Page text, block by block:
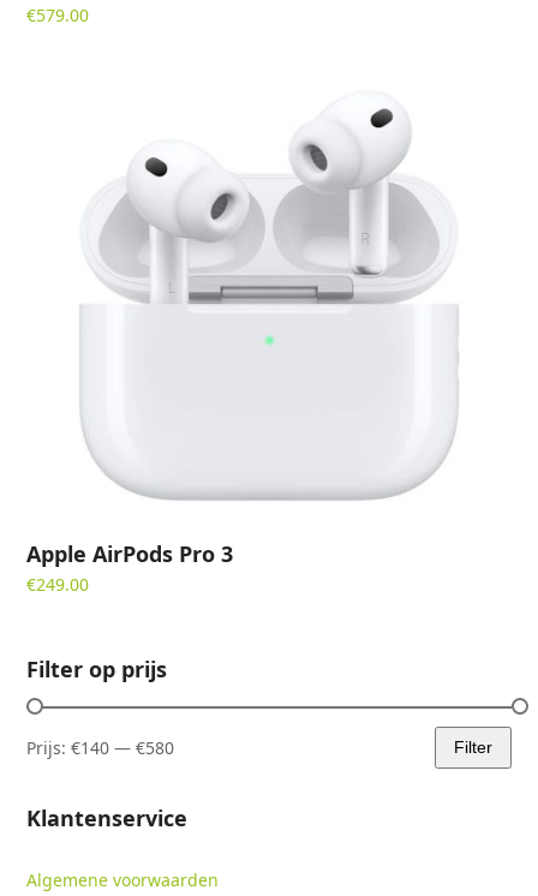
€579.00
Apple AirPods Pro 3
€249.00
Filter op prijs
Min.
Max.
Filter
Prijs:€140 —€580
Klantenservice
Algemene voorwaarden